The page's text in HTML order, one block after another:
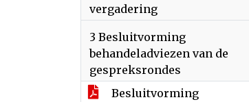
vergadering
3 Besluitvorming
behandeladviezen van de
gespreksrondes
Besluitvorming